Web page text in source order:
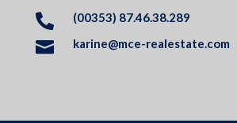
 (00353) 87.46.38.289
 karine@mce-realestate.com